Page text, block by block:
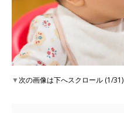
▼次の画像は下へスクロール (1/31)